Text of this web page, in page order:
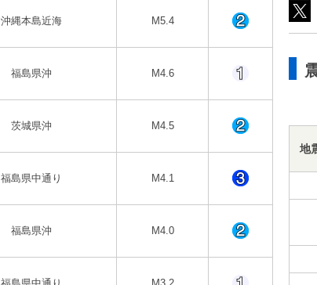
沖縄本島近海 M5.4
福島県沖 M4.6
茨城県沖 M4.5
福島県中通り M4.1
福島県沖 M4.0
地